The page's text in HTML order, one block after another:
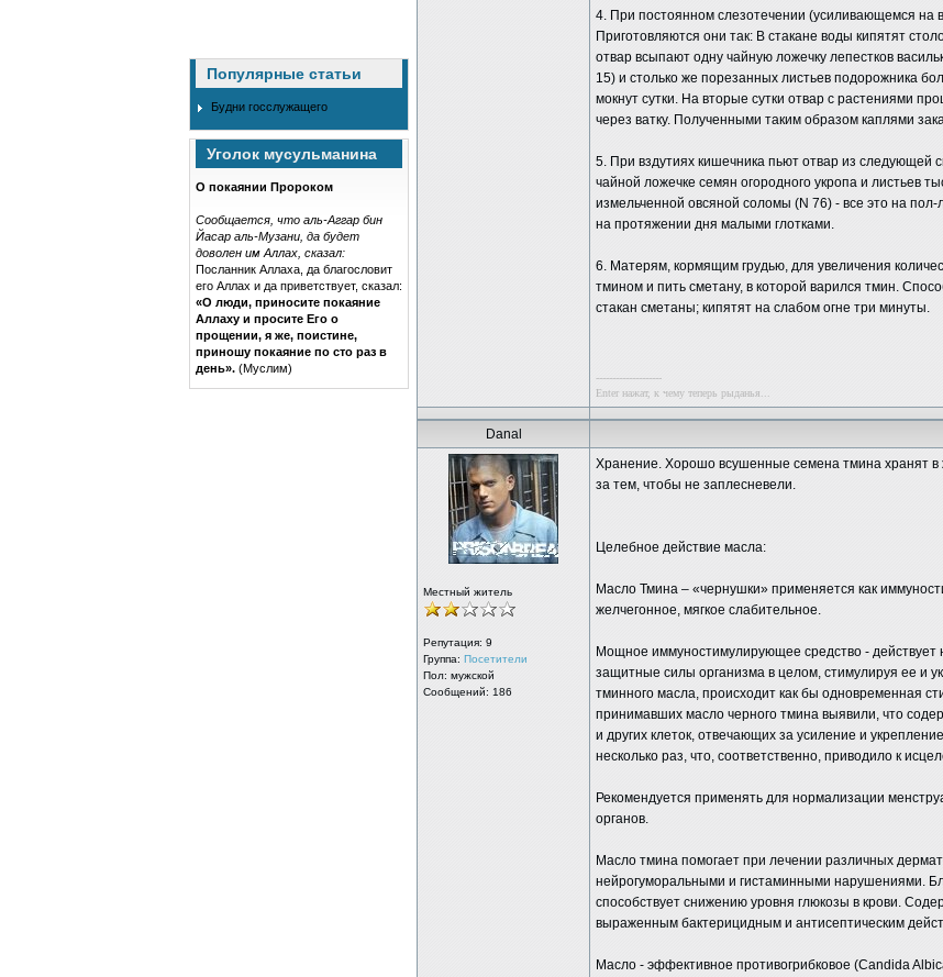
Популярные статьи
Будни госслужащего
Уголок мусульманина
О покаянии Пророком
Сообщается, что аль-Аггар бин
Йасар аль-Музани, да будет
доволен им Аллах, сказал:
Посланник Аллаха, да благословит
его Аллах и да приветствует, сказал:
«О люди, приносите покаяние
Аллаху и просите Его о
прощении, я же, поистине,
приношу покаяние по сто раз в
день». (Муслим)
4. При постоянном слезотечении (усиливающемся на
Приготовляются они так: В стакане воды кипятят
отвар всыпают одну чайную ложечку лепестков
15) и столько же порезанных листьев подорожника
мокнут сутки. На вторые сутки отвар с растениями
через ватку. Полученными таким образом каплями
5. При вздутиях кишечника пьют отвар из следующей
чайной ложечке семян огородного укропа и листьев
измельченной овсяной соломы (N 76) - все это на
на протяжении дня малыми глотками.
6. Матерям, кормящим грудью, для увеличения
тмином и пить сметану, в которой варился тмин.
стакан сметаны; кипятят на слабом огне три минуты.
--------------------
Enter нажат, к чему теперь рыданья...
Danal
Местный житель
Репутация: 9
Группа: Посетители
Пол: мужской
Сообщений: 186
Хранение. Хорошо всушенные семена тмина хранят
за тем, чтобы не заплесневели.
Целебное действие масла:
Масло Тмина – «чернушки» применяется как
желчегонное, мягкое слабительное.
Мощное иммуностимулирующее средство - действует
защитные силы организма в целом, стимулируя ее и
тминного масла, происходит как бы одновременная
принимавших масло черного тмина выявили, что
и других клеток, отвечающих за усиление и
несколько раз, что, соответственно, приводило к
Рекомендуется применять для нормализации
органов.
Масло тмина помогает при лечении различных
нейрогуморальными и гистаминными нарушениями.
способствует снижению уровня глюкозы в крови.
выраженным бактерицидным и антисептическим
Масло - эффективное противогрибковое (Candida